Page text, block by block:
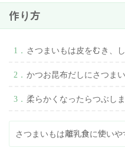
作り方
さつまいもは皮をむき、
かつお昆布だしにさつま
柔らかくなったらつぶしま
さつまいもは離乳食に使いや